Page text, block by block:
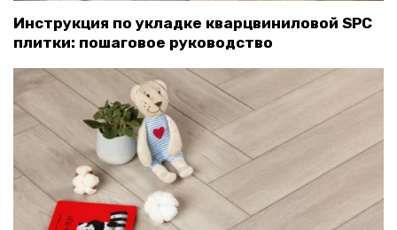
Инструкция по укладке кварцвиниловой SPC
плитки: пошаговое руководство